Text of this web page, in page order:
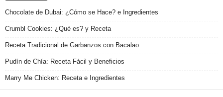
Chocolate de Dubai: ¿Cómo se Hace? e Ingredientes
Crumbl Cookies: ¿Qué es? y Receta
Receta Tradicional de Garbanzos con Bacalao
Pudín de Chía: Receta Fácil y Beneficios
Marry Me Chicken: Receta e Ingredientes